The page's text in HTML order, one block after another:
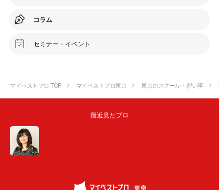
コラム
セミナー・イベント
マイベストプロ TOP マイベストプロ東京 東京のスクール・習い事
最近見たプロ